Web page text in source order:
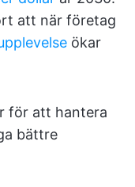
att när företag
ökar
för att hantera
bättre